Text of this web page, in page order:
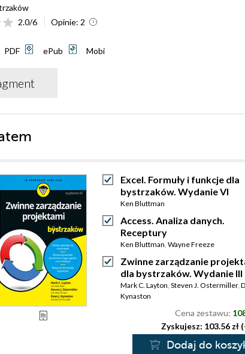
2.0/6 Opinie: 2
PDF ePub Mobi
Excel. Formuły i funkcje dla
bystrzaków. Wydanie VI
Ken Bluttman
Access. Analiza danych.
Receptury
Ken Bluttman, Wayne Freeze
Zwinne zarządzanie
dla bystrzaków. Wydanie III
Mark C. Layton, Steven J. Ostermiller,
Kynaston
Cena zestawu:
Zyskujesz: 103.56 zł
Dodaj do